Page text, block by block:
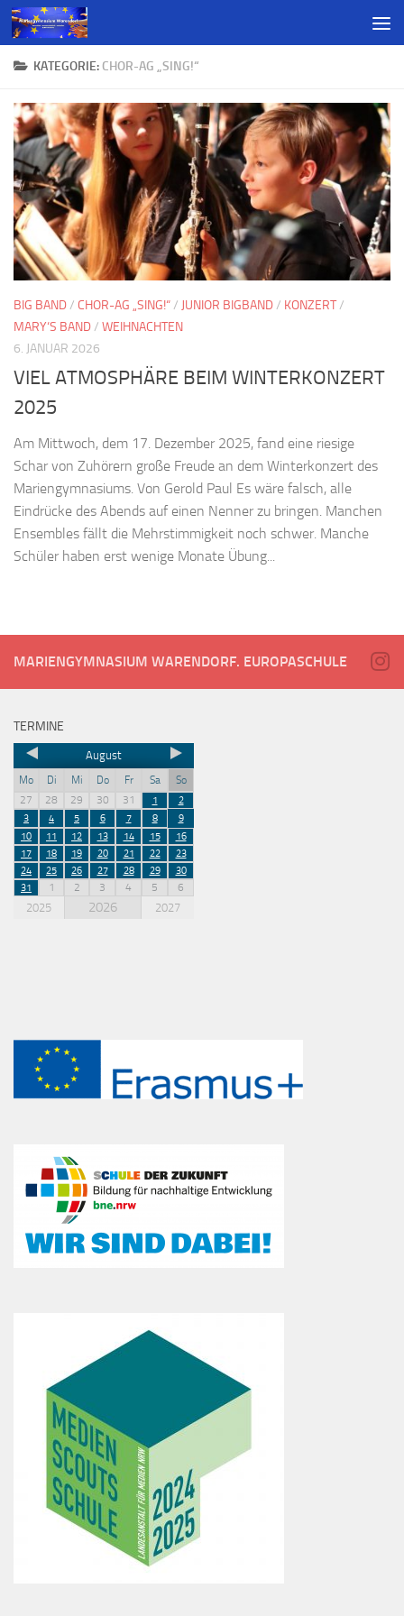
KATEGORIE: CHOR-AG „SING!“
BIG BAND/ CHOR-AG „SING!“/ JUNIOR BIGBAND/ KONZERT/
MARY‘S BAND/ WEIHNACHTEN
6. JANUAR 2026
VIEL ATMOSPHÄRE BEIM WINTERKONZERT
2025
Am Mittwoch, dem 17. Dezember 2025, fand eine riesige
Schar von Zuhörern große Freude an dem Winterkonzert des
Mariengymnasiums. Von Gerold Paul Es wäre falsch, alle
Eindrücke des Abends auf einen Nenner zu bringen. Manchen
Ensembles fällt die Mehrstimmigkeit noch schwer. Manche
Schüler haben erst wenige Monate Übung...
MARIENGYMNASIUM WARENDORF. EUROPASCHULE
TERMINE
August
Mo Di Mi Do Fr Sa
So
27
28 29 30 31 1
2
3
4 5 6 7 8
9
10
11 12 13 14 15
16
17
18 19 20 21 22
23
24
25 26 27 28 29
30
31
1 2 3 4 5 6
2025 2026 2027